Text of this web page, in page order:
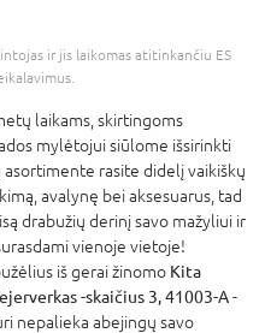
ir jis laikomas atitinkančiu ES
laikams, skirtingoms
mylėtojui siūlome išsirinkti
rasite didelį vaikiškų
avalynę bei aksesuarus, tad
drabužių derinį savo mažyliui ir
vienoje vietoje!
iš gerai žinomo Kita
-skaičius 3, 41003-A-
nepalieka abejingų savo